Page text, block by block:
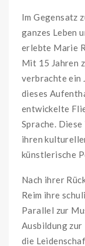
Im Gegensatz
ganzes Leben
erlebte Marie
Mit 15 Jahren
verbrachte ein
dieses
entwickelte
Sprache.
ihren
künstlerische
Nach ihrer
Reim ihre
Parallel zur
Ausbildung
die